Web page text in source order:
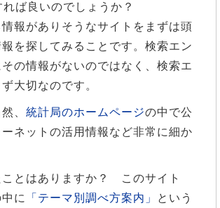
れば良いのでしょうか？
報がありそうなサイトをまずは頭
を探してみることです。検索エン
の情報がないのではなく、検索エ
大切なのです。
、 統計局のホームページの中で公
ネットの活用情報など非常に細か
とはありますか？ このサイト
に
「テーマ別調べ方案内」
という